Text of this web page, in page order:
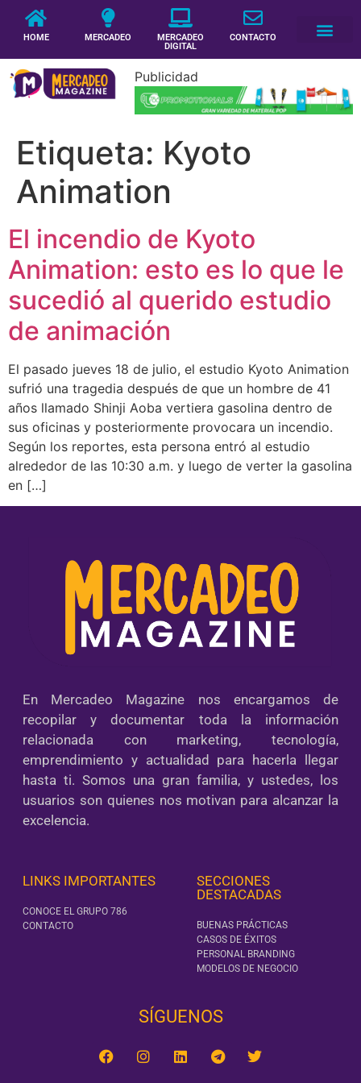
HOME MERCADEO
MERCADEO
DIGITAL
CONTACTO
Publicidad
Etiqueta: Kyoto
Animation
El incendio de Kyoto
Animation: esto es lo que le
sucedió al querido estudio
de animación
El pasado jueves 18 de julio, el estudio Kyoto Animation
sufrió una tragedia después de que un hombre de 41
años llamado Shinji Aoba vertiera gasolina dentro de
sus oficinas y posteriormente provocara un incendio.
Según los reportes, esta persona entró al estudio
alrededor de las 10:30 a.m. y luego de verter la gasolina
en […]
En Mercadeo Magazine nos encargamos de
recopilar y documentar toda la información
relacionada con marketing, tecnología,
emprendimiento y actualidad para hacerla llegar
hasta ti. Somos una gran familia, y ustedes, los
usuarios son quienes nos motivan para alcanzar la
excelencia.
LINKS IMPORTANTES
CONOCE EL GRUPO 786
CONTACTO
SECCIONES
DESTACADAS
BUENAS PRÁCTICAS
CASOS DE ÉXITOS
PERSONAL BRANDING
MODELOS DE NEGOCIO
SÍGUENOS‎